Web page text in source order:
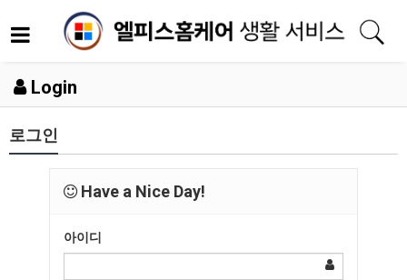
Login
로그인
Have a Nice Day!
아이디